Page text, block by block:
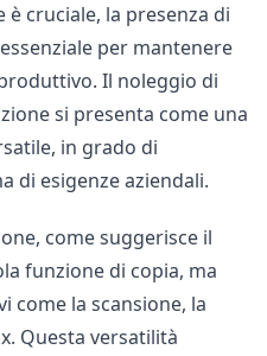
cruciale, la presenza di
per mantenere
Il noleggio di
si presenta come una
in grado di
di esigenze aziendali.
come suggerisce il
funzione di copia, ma
come la scansione, la
Questa versatilità